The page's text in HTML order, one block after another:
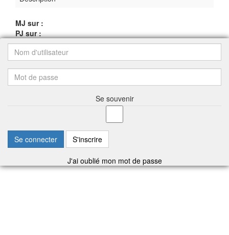
MJ sur :
PJ sur :
Se souvenir
Se connecter S'inscrire
J'ai oublié mon mot de passe